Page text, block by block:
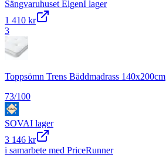
Sängvaruhuset ElgenI lager
1 410 kr
3
Toppsömn Trens Bäddmadrass 140x200cm
73/100
SOVAI lager
3 146 kr
i samarbete med PriceRunner